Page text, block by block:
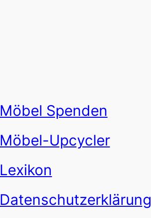
Möbel Spenden
Möbel-Upcycler
Lexikon
Datenschutzerklärung